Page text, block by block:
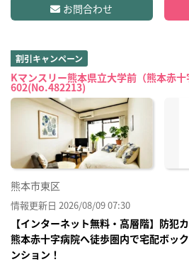
お問合わせ
割引キャンペーン
Kマンスリー熊本県立大学前（熊本赤
602(No.482213)
熊本市東区
情報更新日 2026/08/09 07:30
【インターネット無料・高層階】防犯
熊本赤十字病院へ徒歩圏内で宅配ボッ
ンション！